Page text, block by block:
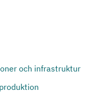
och infrastruktur